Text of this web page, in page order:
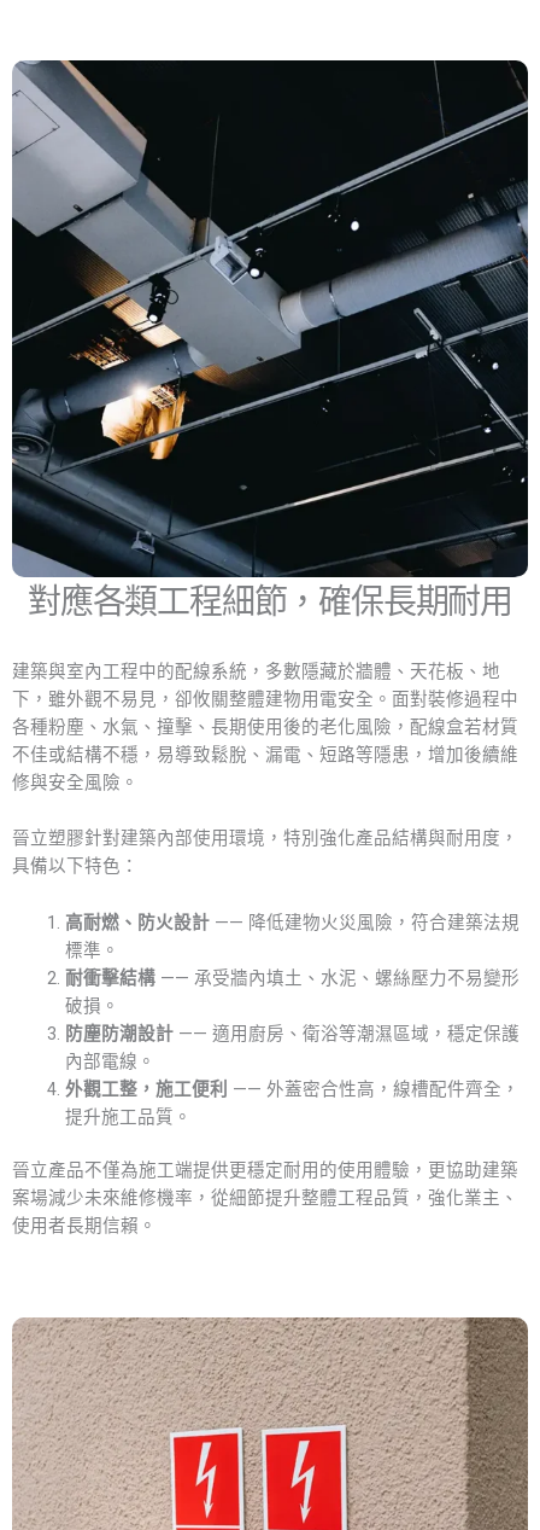
對應各類工程細節，確保長期耐用
建築與室內工程中的配線系統，多數隱藏於牆體、天花板、地
下，雖外觀不易見，卻攸關整體建物用電安全。面對裝修過程中
各種粉塵、水氣、撞擊、長期使用後的老化風險，配線盒若材質
不佳或結構不穩，易導致鬆脫、漏電、短路等隱患，增加後續維
修與安全風險。
晉立塑膠針對建築內部使用環境，特別強化產品結構與耐用度，
具備以下特色：
高耐燃、防火設計—— 降低建物火災風險，符合建築法規
標準。
耐衝擊結構—— 承受牆內填土、水泥、螺絲壓力不易變形
破損。
防塵防潮設計—— 適用廚房、衛浴等潮濕區域，穩定保護
內部電線。
外觀工整，施工便利 —— 外蓋密合性高，線槽配件齊全，
提升施工品質。
晉立產品不僅為施工端提供更穩定耐用的使用體驗，更協助建築
案場減少未來維修機率，從細節提升整體工程品質，強化業主、
使用者長期信賴。